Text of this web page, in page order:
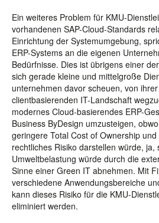
Ein weiteres Problem für KMU-
vorhandenen SAP-Cloud-Standards
Einrichtung der Systemumgebung,
ERP-Systems an die eigenen
Bedürfnisse. Dies ist übrigens einer
sich gerade kleine und mittelgroße
unternehmen davor scheuen, von
clientbasierenden IT-Landschaft
modernes Cloud-basierendes ERP-
Business ByDesign umzusteigen,
geringere Total Cost of Ownership
rechtliches Risiko darstellen würde, ja,
Umweltbelastung würde durch die
Sinne einer Green IT abnehmen. Mit
verschiedene Anwendungsbereiche
kann dieses Risiko für die KMU-
eliminiert werden.